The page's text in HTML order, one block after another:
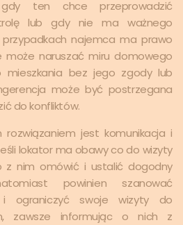
gdy ten chce przeprowadzić
lub gdy nie ma ważnego
najemca ma prawo
może naruszać miru domowego
mieszkania bez jego zgody lub
może być postrzegana
do konfliktów.
jest komunikacja i
lokator ma obawy co do wizyty
z nim omówić i ustalić dogodny
powinien szanować
i ograniczyć swoje wizyty do
zawsze informując o nich z